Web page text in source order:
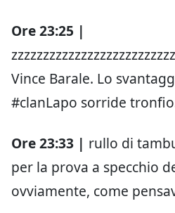
Ore 23:25 |
Vince Barale. Lo
#clanLapo sorride
Ore 23:33 | rullo di
per la prova a specchio
ovviamente, come